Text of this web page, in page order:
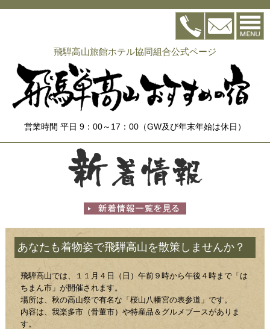
飛騨高山旅館ホテル協同組合公式ページ
営業時間 平日 9：00～17：00（GW及び年末年始は休日）
あなたも着物姿で飛騨高山を散策しませんか？
飛騨高山では、１１月４日（日）午前９時から午後４時まで「は
ちまん市」が開催されます。
場所は、秋の高山祭で有名な「桜山八幡宮の表参道」です。
内容は、我楽多市（骨董市）や特産品＆グルメブースがありま
す。